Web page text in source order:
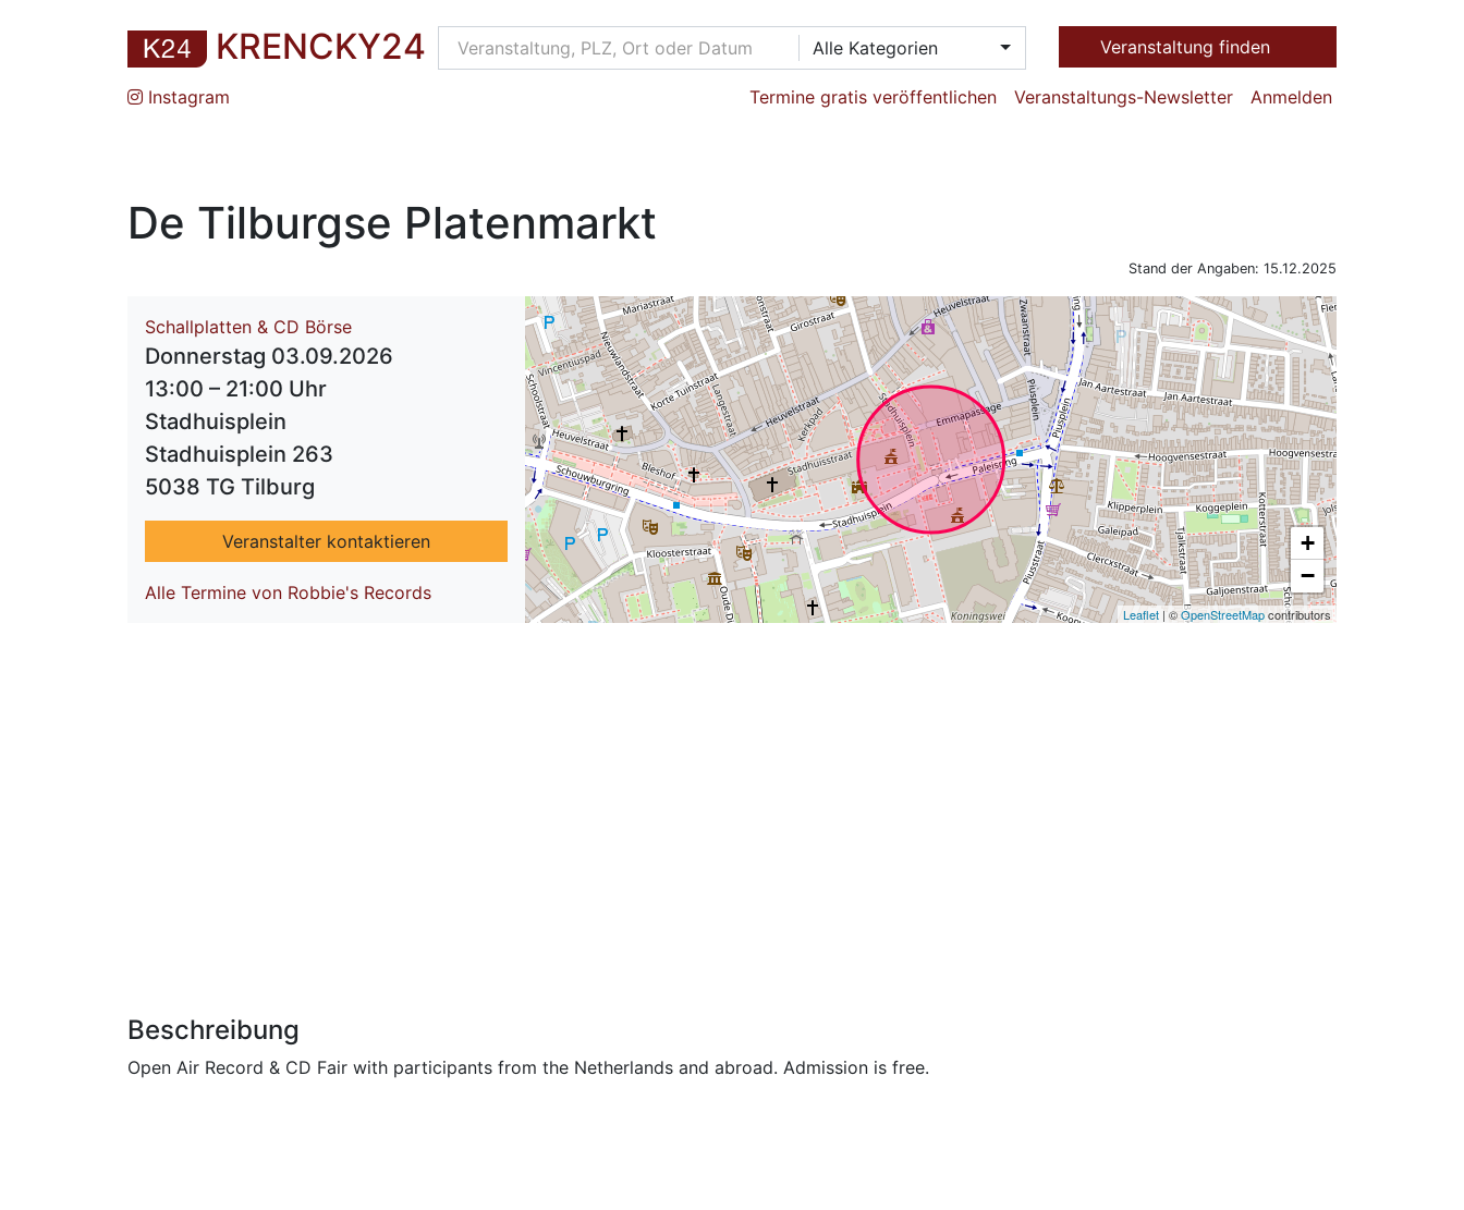
KRENCKY24 Alle Kategorien Veranstaltung finden
Instagram Termine gratis veröffentlichen Veranstaltungs-Newsletter Anmelden
De Tilburgse Platenmarkt
Stand der Angaben: 15.12.2025
Schallplatten & CD Börse
Donnerstag 03.09.2026
13:00 – 21:00 Uhr
Stadhuisplein
Stadhuisplein 263
5038 TG Tilburg
Veranstalter kontaktieren
Alle Termine von Robbie's Records
+
−
Leaflet | ©OpenStreetMapcontributors
Beschreibung
Open Air Record & CD Fair with participants from the Netherlands and abroad. Admission is free.